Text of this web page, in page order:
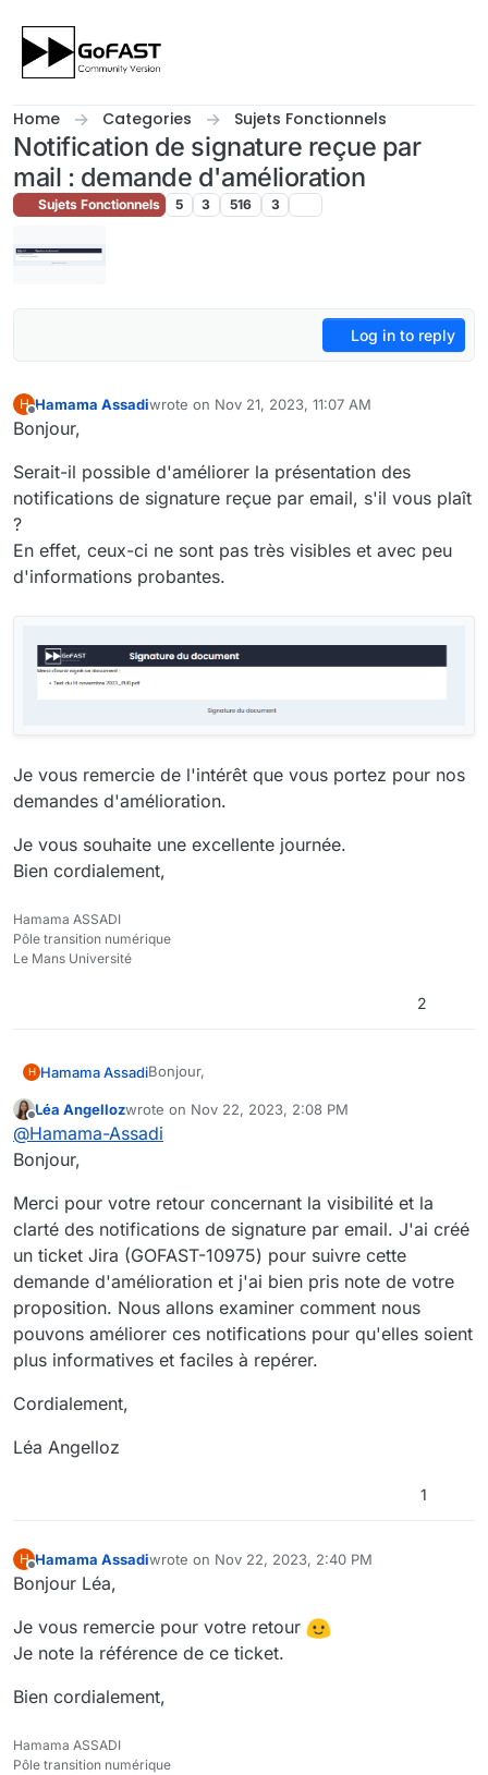
Home Categories Sujets Fonctionnels
Notification de signature reçue par
mail : demande d'amélioration
Sujets Fonctionnels 5 3 516 3
Log in to reply
H
Offline
Hamama Assadiwrote on Nov 21, 2023, 11:07 AM
last edited by Hamama AssadiNov 21, 2023,
Bonjour,
Serait-il possible d'améliorer la présentation des
notifications de signature reçue par email, s'il vous plaît
?
En effet, ceux-ci ne sont pas très visibles et avec peu
d'informations probantes.
Je vous remercie de l'intérêt que vous portez pour nos
demandes d'amélioration.
Je vous souhaite une excellente journée.
Bien cordialement,
Hamama ASSADI
Pôle transition numérique
Le Mans Université
2
H Hamama AssadiBonjour,
Serait-il possible d'améliorer la présentation
des notifications de signature reçue par email,
avec peu d'informations probantes.
Je vous remercie de l'intérêt que vous portez
pour nos demandes d'amélioration.
Je vous souhaite une excellente journée.
Bien cordialement,
Offline
Léa Angellozwrote on Nov 22, 2023, 2:08 PM
last edited by Léa AngellozNov 22, 2023, 3:08 PM
@Hamama-Assadi
Bonjour,
Merci pour votre retour concernant la visibilité et la
clarté des notifications de signature par email. J'ai créé
un ticket Jira (GOFAST-10975) pour suivre cette
demande d'amélioration et j'ai bien pris note de votre
proposition. Nous allons examiner comment nous
pouvons améliorer ces notifications pour qu'elles soient
plus informatives et faciles à repérer.
Cordialement,
Léa Angelloz
1
H
Offline
Hamama Assadiwrote on Nov 22, 2023, 2:40 PM
last edited by
Bonjour Léa,
Je vous remercie pour votre retour
Je note la référence de ce ticket.
Bien cordialement,
Hamama ASSADI
Pôle transition numérique